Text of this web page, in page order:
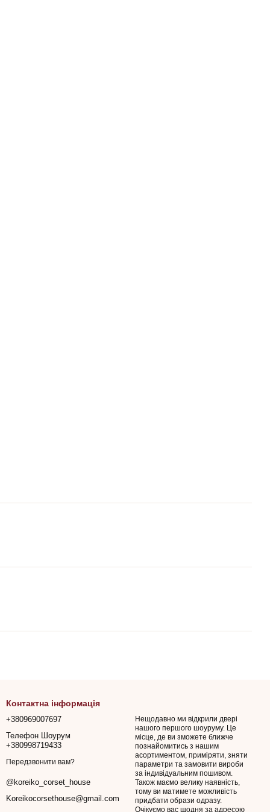
Контактна інформація
+380969007697
Телефон Шоурум
+380998719433
Передзвонити вам?
@koreiko_corset_house
Koreikocorsethouse@gmail.com
Нещодавно ми відкрили двері
нашого першого шоуруму. Це
місце, де ви зможете ближче
познайомитись з нашим
асортиментом, приміряти, зняти
параметри та замовити вироби
за індивідуальним пошивом.
Також маємо велику наявність,
тому ви матимете можливість
придбати образи одразу.
Очікуємо вас щодня за адресою